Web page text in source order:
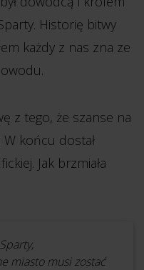
Historię bitwy
każdy z nas zna ze
z tego, że szanse na
końcu dostał
Jak brzmiała
miasto musi zostać